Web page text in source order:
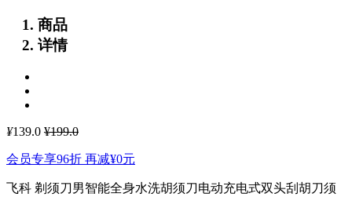
商品
详情
¥139.0 ¥199.0
会员专享96折 再减¥0元
飞科 剃须刀男智能全身水洗胡须刀电动充电式双头刮胡刀须